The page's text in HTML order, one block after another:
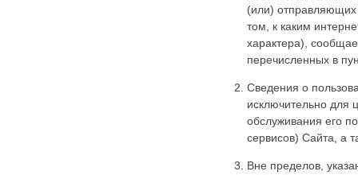
(или) отправляющих
том, к каким
характера),
перечисленных в
Сведения о
исключительно для
обслуживания его
сервисов) Сайта, а
Вне пределов,